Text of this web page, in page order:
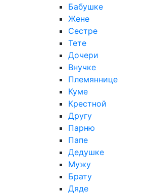
Бабушке
Жене
Сестре
Тете
Дочери
Внучке
Племяннице
Куме
Крестной
Другу
Парню
Папе
Дедушке
Мужу
Брату
Дяде